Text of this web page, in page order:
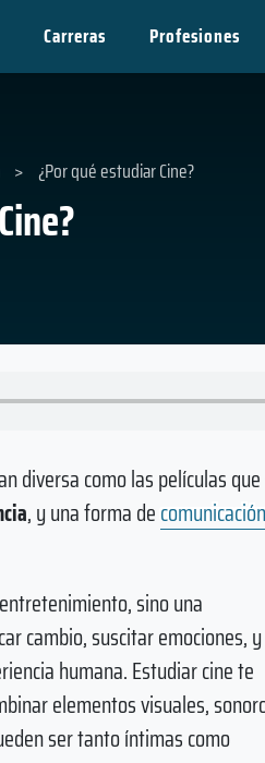
Carreras Profesiones
> ¿Por qué estudiar Cine?
diversa como las películas
, y una forma decomunicación
sino una
cambio, suscitar emociones, y
humana. Estudiar cine te
elementos visuales,
ser tanto íntimas como